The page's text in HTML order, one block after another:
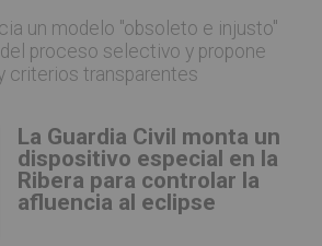
un modelo "obsoleto e injusto"
proceso selectivo y propone
criterios transparentes
La Guardia Civil monta un
dispositivo especial en la
Ribera para controlar la
afluencia al eclipse